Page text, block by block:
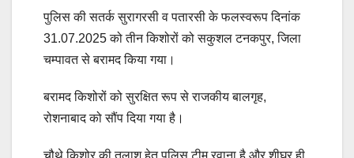
पुलिस की सतर्क सुरागरसी व पतारसी के फलस्वरूप दिनांक
31.07.2025 को तीन किशोरों को सकुशल टनकपुर, जिला
चम्पावत से बरामद किया गया।
बरामद किशोरों को सुरक्षित रूप से राजकीय बालगृह,
रोशनाबाद को सौंप दिया गया है।